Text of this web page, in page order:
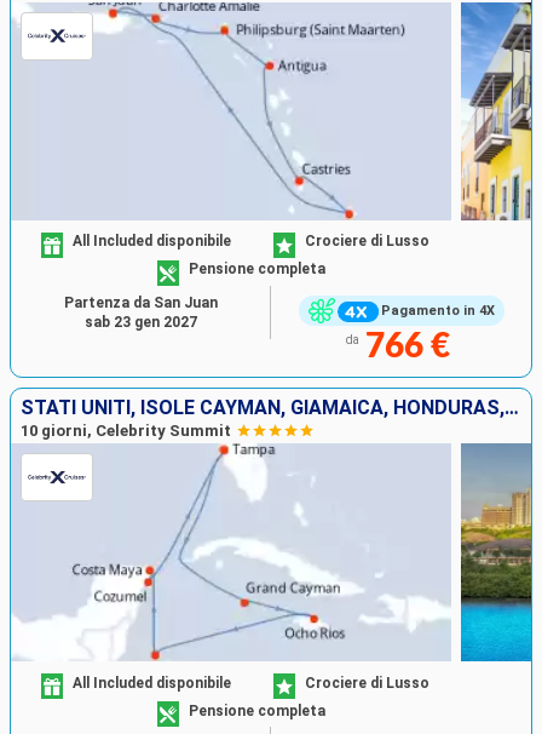
Pagamento in 4X
All Included disponibile
Crociere di Lusso
Pensione completa
da 766 €
Partenza da San Juan
sab 23 gen 2027
STATI UNITI, ISOLE CAYMAN, GIAMAICA, HONDURAS, MESSICO
10 giorni, Celebrity Summit
All Included disponibile
Crociere di Lusso
Pensione completa